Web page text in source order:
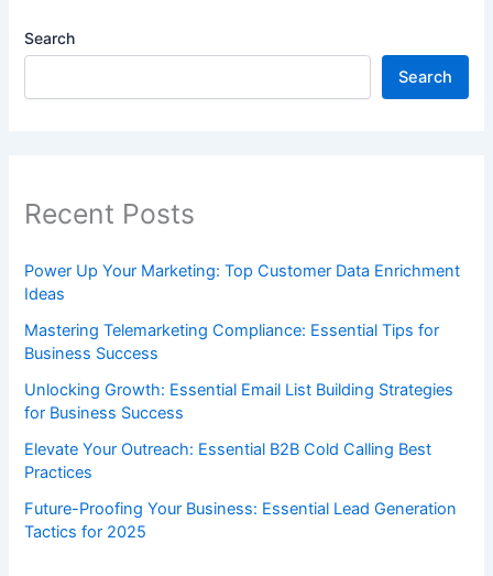
Search
Search
Recent Posts
Power Up Your Marketing: Top Customer Data Enrichment
Ideas
Mastering Telemarketing Compliance: Essential Tips for
Business Success
Unlocking Growth: Essential Email List Building Strategies
for Business Success
Elevate Your Outreach: Essential B2B Cold Calling Best
Practices
Future-Proofing Your Business: Essential Lead Generation
Tactics for 2025